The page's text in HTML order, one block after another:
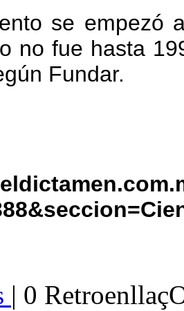
se empezó
no fue hasta
Fundar.
| 0